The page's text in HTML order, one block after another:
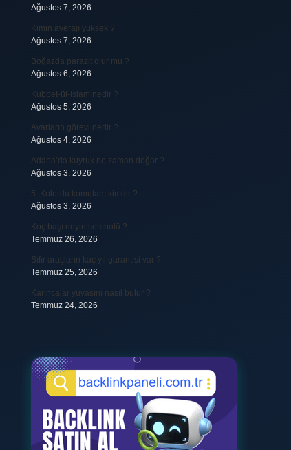
Ağustos 7, 2026
Kimin averajı yüksek ?
Ağustos 7, 2026
Boğazda parazit olur mu ?
Ağustos 6, 2026
Kubbet-ül-İslam nedir ?
Ağustos 5, 2026
Avarların görevi nedir ?
Ağustos 4, 2026
Adana’da kuyruk ne zaman doğar ?
Ağustos 3, 2026
5. Kolordu komutanı kimdir ?
Ağustos 3, 2026
Koç başı neyin sembolü ?
Temmuz 26, 2026
Sıfır araçların kaç yıl garantisi var ?
Temmuz 25, 2026
Karıncalar yuvasını nasıl bulur ?
Temmuz 24, 2026